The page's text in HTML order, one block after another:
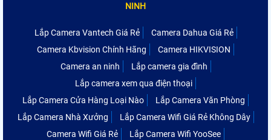
NINH
Lắp Camera Vantech Giá Rẻ
Camera Dahua Giá Rẻ
Camera Kbvision Chính Hãng
Camera HIKVISION
Camera an ninh
Lắp camera gia đình
Lắp camera xem qua điện thoại
Lắp Camera Cửa Hàng Loại Nào
Lắp Camera Văn Phòng
Lắp Camera Nhà Xưởng
Lắp Camera Wifi Giá Rẻ Không Dây
Camera Wifi Giá Rẻ
Lắp Camera Wifi YooSee